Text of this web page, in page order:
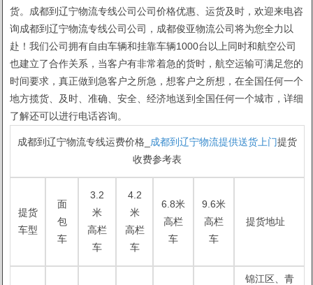
货。成都到辽宁物流专线公司公司价格优惠、运货及时，欢迎来电咨
询成都到辽宁物流专线公司公司，成都俊亚物流公司将为您全力以
赴！我们公司拥有自由车辆和挂靠车辆1000台以上同时和航空公司
也建立了合作关系，当客户有非常着急的货时，航空运输可满足您的
时间要求，真正做到急客户之所急，想客户之所想，在全国任何一个
地方揽货、及时、准确、安全、经济地送到全国任何一个城市，详细
了解还可以进行电话咨询。
成都到辽宁物流专线运费价格_ 成都到辽宁物流提供送货上门提货
收费参考表
提货
车型
面
包
车
3.2
米
高栏
车
4.2
米
高栏
车
6.8米
高栏
车
9.6米
高栏
车
提货地址
锦江区、青